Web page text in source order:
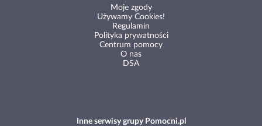
Moje zgody
Używamy Cookies!
Regulamin
Polityka prywatności
Centrum pomocy
O nas
DSA
Inne serwisy grupy Pomocni.pl